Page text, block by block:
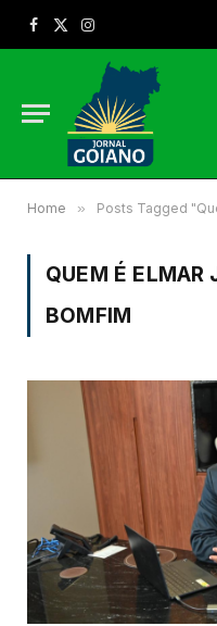
Facebook
X
Instagram
Home » Posts Tagged
QUEM É ELMAR
BOMFIM